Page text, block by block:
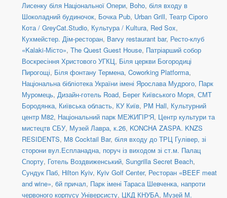
Лисенку біля Національної Опери, Boho, біля входу в
Шоколадний будиночок, Бочка Pub, Urban Grill, Театр Сірого
Кота / GreyCat.Studio, Культура / Kultura, Red Sox,
Кухмейстер. Дім-ресторан, Barvy restaurant bar, Ресто-клуб
«Kalaki-Місто», The Quest Guest House, Патріарший собор
Воскресіння Христового УГКЦ, Біля церкви Богородиці
Пирогощі, Біля фонтану Термена, Coworking Platforma,
Національна бібліотека України імені Ярослава Мудрого, Парк
Муромець, Дизайн-готель Road, Берег Київського Моря, СМТ
Бородянка, Київська область, КУ Київ, PM Hall, Культурний
центр М82, Національний парк МЕЖИГІР'Я, Центр культури та
мистецтв СБУ, Музей Лавра, к.26, KONCHA ZASPA. KNZS
RESIDENTS, M8 Cocktail Bar, біля входу до ТРЦ Гулівер, зі
сторони вул.Еспланадна, поруч із виходом зі ст.м. Палац
Спорту, Готель Воздвиженський, Sungrilla Secret Beach,
Сундук Паб, Hilton Kyiv, Kyiv Golf Center, Ресторан «BEEF meat
and wine», 6й причал, Парк імені Тараса Шевченка, напроти
червоного корпусу Універсисту, ЦКД КНУБА, Музей М.